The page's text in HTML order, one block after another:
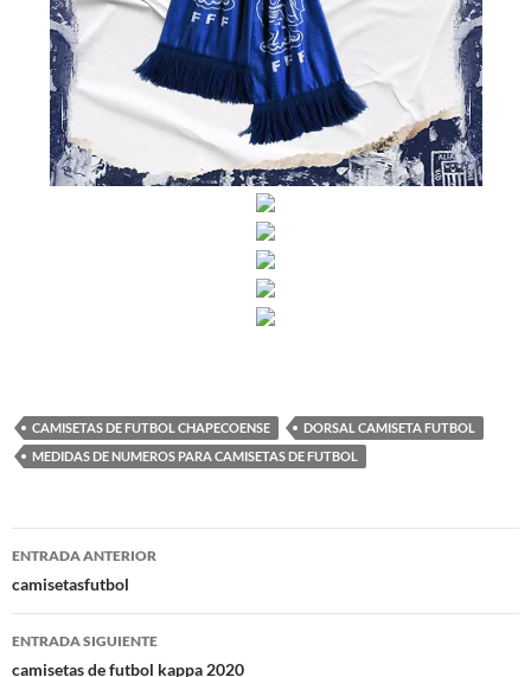
CAMISETAS DE FUTBOL CHAPECOENSE
DORSAL CAMISETA FUTBOL
MEDIDAS DE NUMEROS PARA CAMISETAS DE FUTBOL
Navegación
de
entradas
ENTRADA ANTERIOR
camisetasfutbol
ENTRADA SIGUIENTE
camisetas de futbol kappa 2020